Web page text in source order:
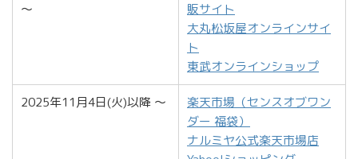
～
販サイト
大丸松坂屋オンラインサイ
ト
東武オンラインショップ
2025年11月4日(火)以降 ～
楽天市場（センスオブワン
ダー 福袋）
ナルミヤ公式楽天市場店